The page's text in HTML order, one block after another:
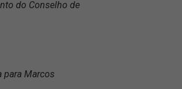
do Conselho de
para Marcos